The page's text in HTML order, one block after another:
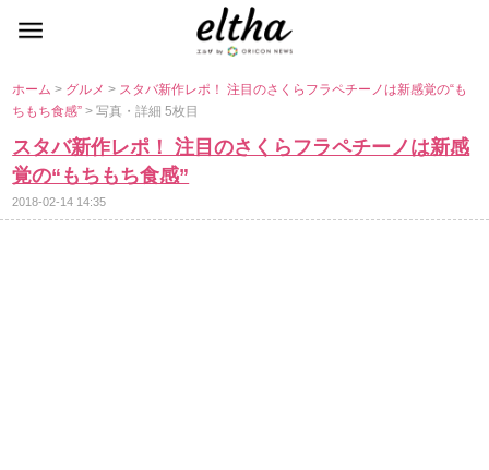
ホーム> グルメ> スタバ新作レポ！ 注目のさくらフラペチーノは新感覚の“も
ちもち食感”> 写真・詳細 5枚目
スタバ新作レポ！ 注目のさくらフラペチーノは新感
覚の“もちもち食感”
2018-02-14 14:35